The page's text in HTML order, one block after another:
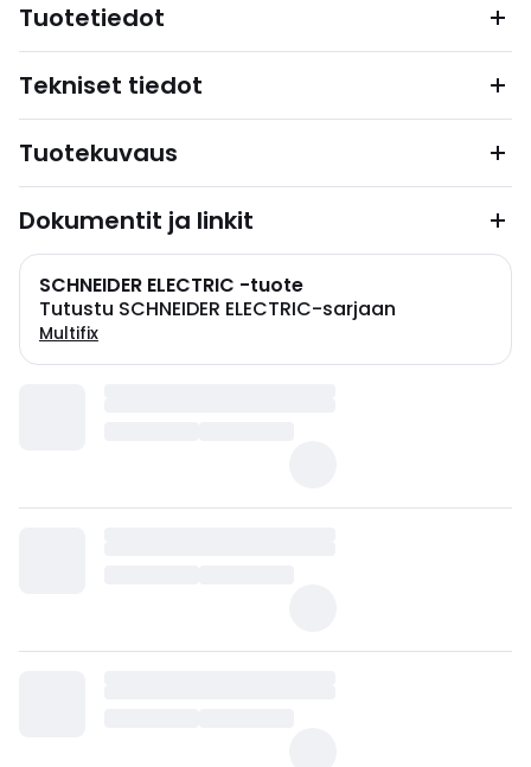
Tuotetiedot
Tekniset tiedot
Tuotekuvaus
Dokumentit ja linkit
SCHNEIDER ELECTRIC -tuote
Tutustu SCHNEIDER ELECTRIC-sarjaan
Multifix